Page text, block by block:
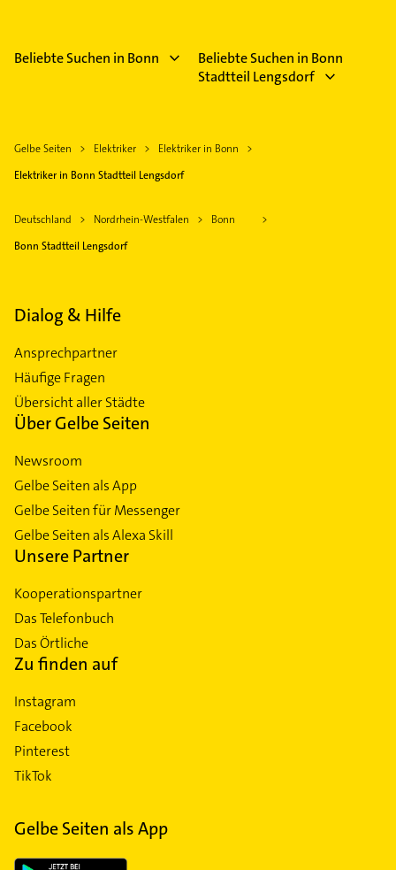
Beliebte Suchen in Bonn
Beliebte Suchen in Bonn
Stadtteil Lengsdorf
Gelbe Seiten Elektriker
Elektriker in Bonn
Elektriker in Bonn Stadtteil Lengsdorf
Deutschland Nordrhein-Westfalen
Bonn
Bonn Stadtteil Lengsdorf
Dialog & Hilfe
Ansprechpartner
Häufige Fragen
Übersicht aller Städte
Über Gelbe Seiten
Newsroom
Gelbe Seiten als App
Gelbe Seiten für Messenger
Gelbe Seiten als Alexa Skill
Unsere Partner
Kooperationspartner
Das Telefonbuch
Das Örtliche
Zu finden auf
Instagram
Facebook
Pinterest
TikTok
Gelbe Seiten als App